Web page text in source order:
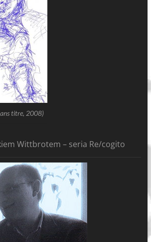
titre, 2008)
Wittbrotem – seria Re/cogito